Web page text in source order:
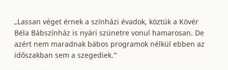
„Lassan véget érnek a színházi évadok, köztük a Kövér
Béla Bábszínház is nyári szünetre vonul hamarosan. De
azért nem maradnak bábos programok nélkül ebben az
időszakban sem a szegediek.”